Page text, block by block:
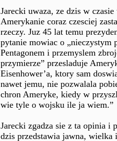
Jarecki uwaza, ze dzis w
Amerykanie coraz czesciej
rzeczy. Juz 45 lat temu
pytanie mowiac o
Pentagonem i przemyslem
przymierze” przesladuje
Eisenhower’a, ktory sam
nawet jemu, nie pozwalala
chron Ameryke, kiedy w
wie tyle o wojsku ile ja wiem.”
Jarecki zgadza sie z ta opinia i
dzis przedstawia jawna,